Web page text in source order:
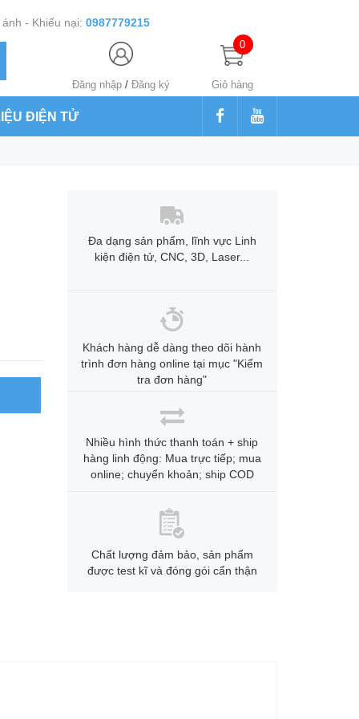
- Khiếu nại: 0987779215
Đăng nhập/ Đăng ký Giỏ hàng
0
ĐIỆN TỬ
Đa dạng sản phẩm, lĩnh vực Linh
kiện điện tử, CNC, 3D, Laser...
Khách hàng dễ dàng theo dõi hành
trình đơn hàng online tại mục "Kiểm
tra đơn hàng"
Nhiều hình thức thanh toán + ship
hàng linh động: Mua trực tiếp; mua
online; chuyển khoản; ship COD
Chất lượng đảm bảo, sản phẩm
được test kĩ và đóng gói cẩn thận